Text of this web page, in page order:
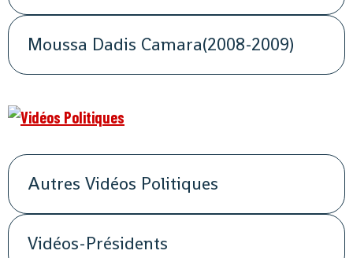
Moussa Dadis Camara(2008-2009)
Autres Vidéos Politiques
Vidéos-Présidents